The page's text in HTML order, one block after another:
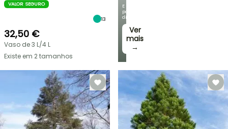
RELÂMPAGO
ATÉ
E
poupe
dinheiro!
Ver
mais
→
VALOR SEGURO
13
32,50 €
Vaso de 3 L/4 L
Existe em 2 tamanhos